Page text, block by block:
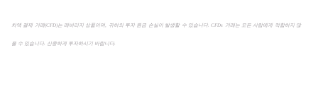
차액 결제 거래(CFD)는 레버리지 상품이며, 귀하의 투자 원금 손실이 발생할 수 있습니다. CFDs 거래는 모든 사람에게 적합하지 않
을 수 있습니다. 신중하게 투자하시기 바랍니다.